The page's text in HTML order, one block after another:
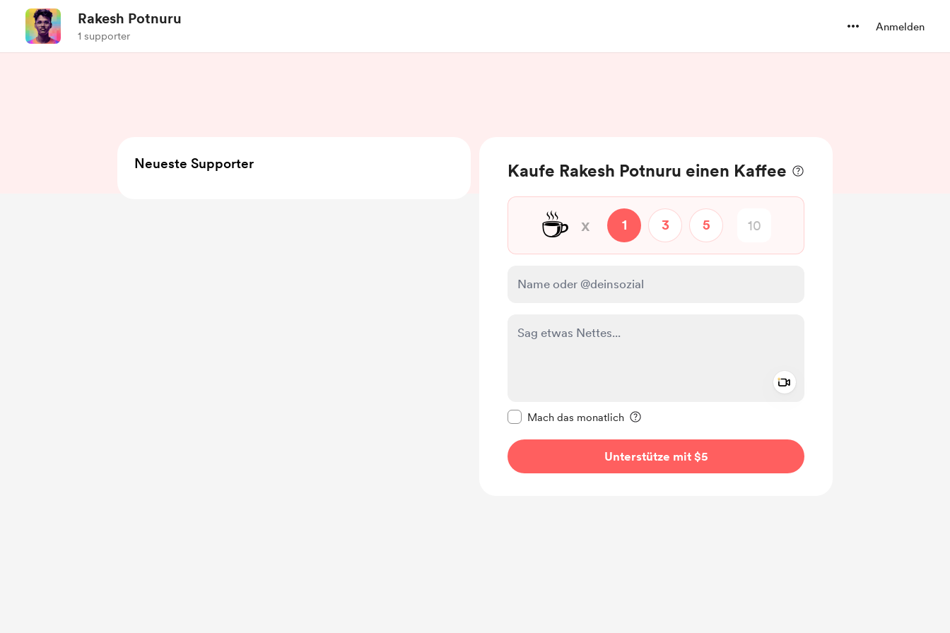
Rakesh Potnuru
1 supporter
Anmelden
Kaufe Rakesh Potnuru einen Kaffee
☕ x 1 3 5
Mach das monatlich
Unterstütze mit $5
Neueste Supporter